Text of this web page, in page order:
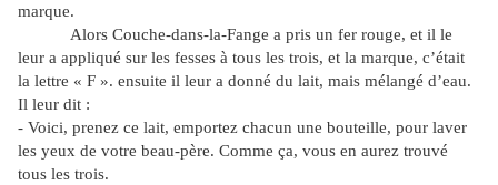
marque.
Alors Couche-dans-la-Fange a pris un fer rouge, et il le
leur a appliqué sur les fesses à tous les trois, et la marque, c’était
la lettre « F ». ensuite il leur a donné du lait, mais mélangé d’eau.
Il leur dit :
- Voici, prenez ce lait, emportez chacun une bouteille, pour laver
les yeux de votre beau-père. Comme ça, vous en aurez trouvé
tous les trois.